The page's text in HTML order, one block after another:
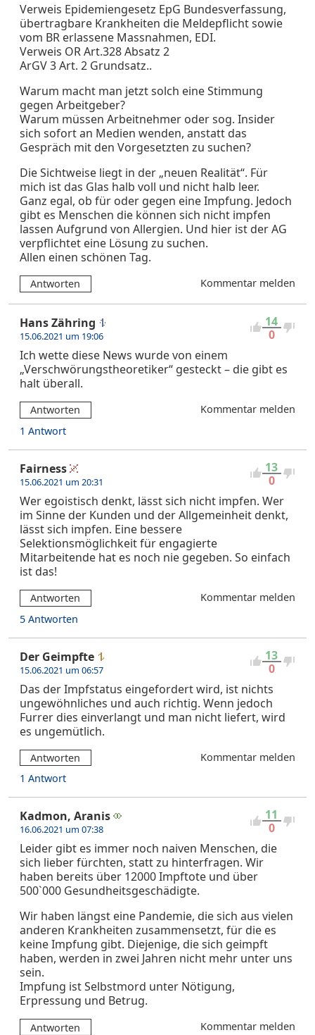
Verweis Epidemiengesetz EpG Bundesverfassung,
übertragbare Krankheiten die Meldepflicht sowie
vom BR erlassene Massnahmen, EDI.
Verweis OR Art.328 Absatz 2
ArGV 3 Art. 2 Grundsatz..
Warum macht man jetzt solch eine Stimmung
gegen Arbeitgeber?
Warum müssen Arbeitnehmer oder sog. Insider
sich sofort an Medien wenden, anstatt das
Gespräch mit den Vorgesetzten zu suchen?
Die Sichtweise liegt in der „neuen Realität“. Für
mich ist das Glas halb voll und nicht halb leer.
Ganz egal, ob für oder gegen eine Impfung. Jedoch
gibt es Menschen die können sich nicht impfen
lassen Aufgrund von Allergien. Und hier ist der AG
verpflichtet eine Lösung zu suchen.
Allen einen schönen Tag.
Antworten Kommentar melden
14
0
Hans Zähring
15.06.2021 um 19:06
Ich wette diese News wurde von einem
„Verschwörungstheoretiker“ gesteckt – die gibt es
halt überall.
Antworten
Kommentar melden
1 Antwort
13
0
Fairness
15.06.2021 um 20:31
Wer egoistisch denkt, lässt sich nicht impfen. Wer
im Sinne der Kunden und der Allgemeinheit denkt,
lässt sich impfen. Eine bessere
Selektionsmöglichkeit für engagierte
Mitarbeitende hat es noch nie gegeben. So einfach
ist das!
Antworten
Kommentar melden
5 Antworten
13
0
Der Geimpfte
15.06.2021 um 06:57
Das der Impfstatus eingefordert wird, ist nichts
ungewöhnliches und auch richtig. Wenn jedoch
Furrer dies einverlangt und man nicht liefert, wird
es ungemütlich.
Antworten
Kommentar melden
1 Antwort
11
0
Kadmon, Aranis
16.06.2021 um 07:38
Leider gibt es immer noch naiven Menschen, die
sich lieber fürchten, statt zu hinterfragen. Wir
haben bereits über 12000 Impftote und über
500`000 Gesundheitsgeschädigte.
Wir haben längst eine Pandemie, die sich aus vielen
anderen Krankheiten zusammensetzt, für die es
keine Impfung gibt. Diejenige, die sich geimpft
haben, werden in zwei Jahren nicht mehr unter uns
sein.
Impfung ist Selbstmord unter Nötigung,
Erpressung und Betrug.
Antworten
Kommentar melden